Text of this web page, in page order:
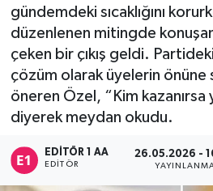
gündemdeki sıcaklığını
düzenlenen mitingde
çeken bir çıkış geldi.
çözüm olarak üyelerin önüne
öneren Özel, “Kim kazanırsa
diyerek meydan okudu.
EDITÖR 1 AA
EDITÖR
26.05.2026 -
Sağlık
Siyaset
Spor
Türkiye